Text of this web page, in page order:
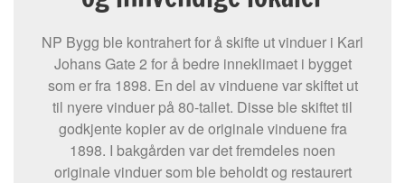
NP Bygg ble kontrahert for å skifte ut vinduer i Karl
Johans Gate 2 for å bedre inneklimaet i bygget
som er fra 1898. En del av vinduene var skiftet ut
til nyere vinduer på 80-tallet. Disse ble skiftet til
godkjente kopier av de originale vinduene fra
1898. I bakgården var det fremdeles noen
originale vinduer som ble beholdt og restaurert